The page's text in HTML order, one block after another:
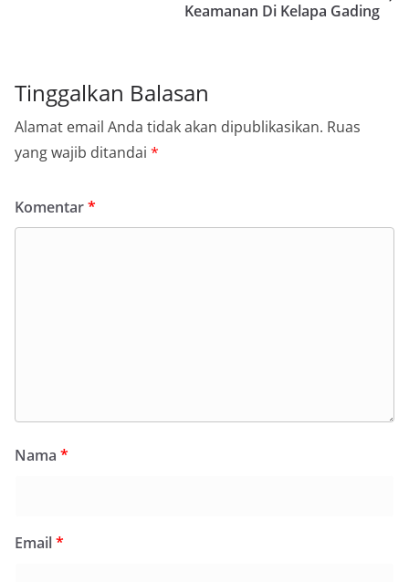
Keamanan Di Kelapa Gading
Tinggalkan Balasan
Alamat email Anda tidak akan dipublikasikan. Ruas
yang wajib ditandai *
Komentar*
Nama *
Email*